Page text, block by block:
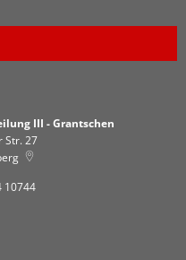
III - Grantschen
Str. 27
10744